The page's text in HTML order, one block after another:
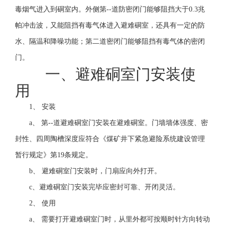
毒烟气进入到硐室内。外侧第--道防密闭门能够阻挡大于0.3兆
帕冲击波，又能阻挡有毒气体进入避难硐室，还具有一定的防
水、隔温和降噪功能；第二道密闭门能够阻挡有毒气体的密闭
门。
一、避难硐室门安装使
用
1、 安装
a、 第--道避难硐室门安装在避难硐室。门墙墙体强度、密
封性、四周陶槽深度应符合《煤矿井下紧急避险系统建设管理
暂行规定》第19条规定。
b、 避难硐室门安装时，门扇应向外打开。
c、避难硐室门安装完毕应密封可靠、开闭灵活。
2、 使用
a、 需要打开避难硐室门时，从里外都可按顺时针方向转动